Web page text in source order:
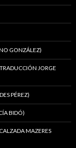
GONZÁLEZ)
JORGE
PÉREZ)
BIDÓ)
MAZERES